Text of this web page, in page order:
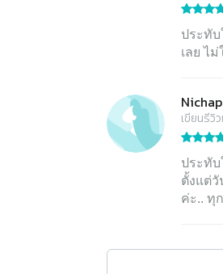
ประทับ
เลย ไ
เขียนรีวิ
ประทับ
ตั้งแต่วั
ค่ะ.. ทุ